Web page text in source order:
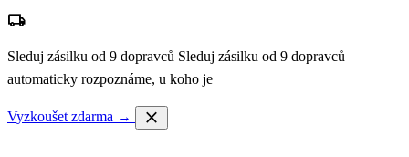
local_shipping
Sleduj zásilku od 9 dopravců Sleduj zásilku od 9 dopravců —
automaticky rozpoznáme, u koho je
Vyzkoušet zdarma → close